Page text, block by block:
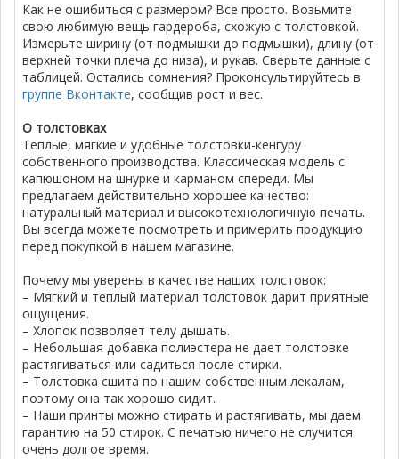
Как не ошибиться с размером? Все просто. Возьмите
свою любимую вещь гардероба, схожую с толстовкой.
Измерьте ширину (от подмышки до подмышки), длину (от
верхней точки плеча до низа), и рукав. Сверьте данные с
таблицей. Остались сомнения? Проконсультируйтесь в
группе Вконтакте, сообщив рост и вес.
О толстовках
Теплые, мягкие и удобные толстовки-кенгуру
собственного производства. Классическая модель с
капюшоном на шнурке и карманом спереди. Мы
предлагаем действительно хорошее качество:
натуральный материал и высокотехнологичную печать.
Вы всегда можете посмотреть и примерить продукцию
перед покупкой в нашем магазине.
Почему мы уверены в качестве наших толстовок:
– Мягкий и теплый материал толстовок дарит приятные
ощущения.
– Хлопок позволяет телу дышать.
– Небольшая добавка полиэстера не дает толстовке
растягиваться или садиться после стирки.
– Толстовка сшита по нашим собственным лекалам,
поэтому она так хорошо сидит.
– Наши принты можно стирать и растягивать, мы даем
гарантию на 50 стирок. С печатью ничего не случится
очень долгое время.